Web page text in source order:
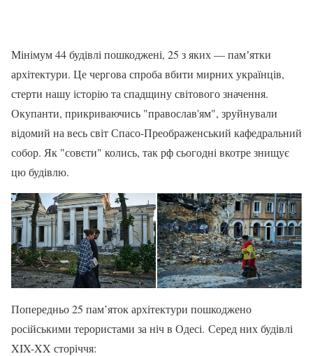
Мінімум 44 будівлі пошкоджені, 25 з яких — памʼятки
архітектури. Це чергова спроба вбити мирних українців,
стерти нашу історію та спадщину світового значення.
Окупанти, прикриваючись "православ'ям", зруйнували
відомий на весь світ Спасо-Преображенський кафедральний
собор. Як "совєти" колись, так рф сьогодні вкотре знищує
цю будівлю.
Попередньо 25 пам’яток архітектури пошкоджено
російськими терористами за ніч в Одесі. Серед них будівлі
XIX-XX сторіччя: